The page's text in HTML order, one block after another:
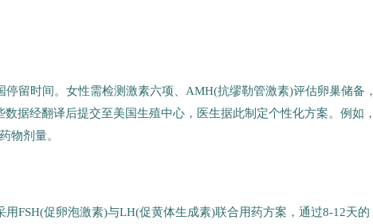
留时间。女性需检测激素六项、AMH(抗缪勒管激素)评估卵巢储备，
据经翻译后提交至美国生殖中心，医生据此制定个性化方案。例如，
物剂量。
FSH(促卵泡激素)与LH(促黄体生成素)联合用药方案，通过8-12天的